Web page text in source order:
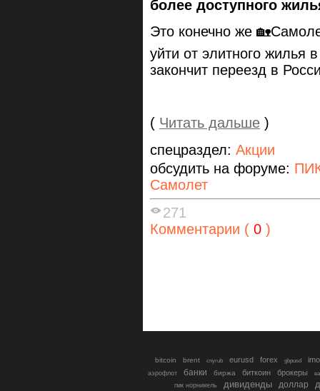
более доступного
Это конечно же
уйти от элитного жилья
закончит переезд в
( Читать дальше )
спецраздел: Акции
обсудить на форуме:
Самолет
271
Комментарии ( 0 )
bitcoin brent cnyrub eurusd forex gbpusd
аэрофлот банки биржа биткоин брокеры
гмк норникель
дивиденды доллар